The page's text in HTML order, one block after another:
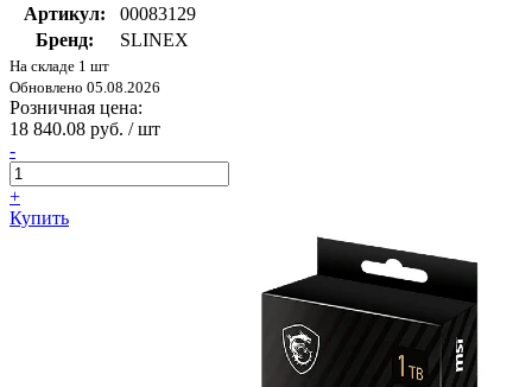
Артикул:
00083129
Бренд:
SLINEX
На складе 1 шт
Обновлено 05.08.2026
Розничная цена:
18 840.08 руб. / шт
-
+
Купить